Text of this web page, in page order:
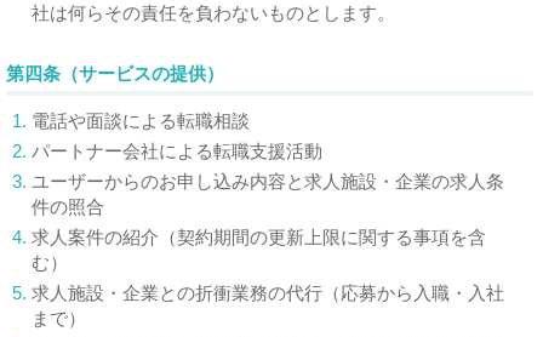
社は何らその責任を負わないものとします。
第四条（サービスの提供）
1. 電話や面談による転職相談
2. パートナー会社による転職支援活動
3. ユーザーからのお申し込み内容と求人施設・企業の求人条
件の照合
4. 求人案件の紹介（契約期間の更新上限に関する事項を含
む）
5. 求人施設・企業との折衝業務の代行（応募から入職・入社
まで）